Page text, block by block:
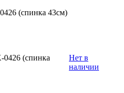
(спинка 43см)
0426 (спинка
Нет в
наличии